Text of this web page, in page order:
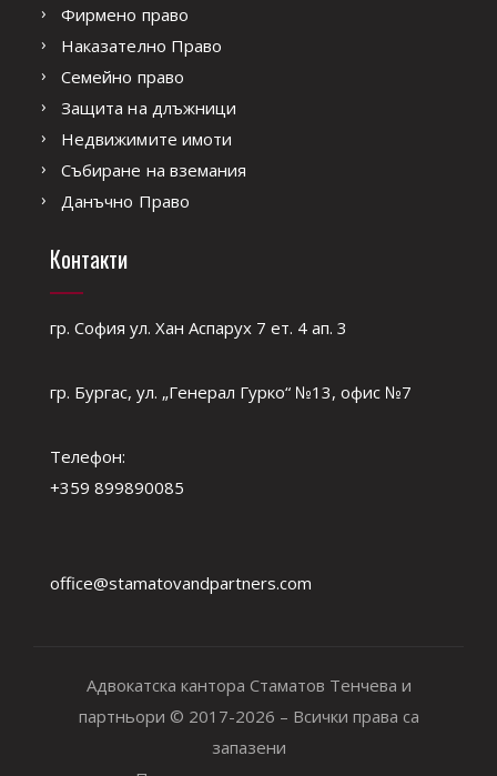
Фирмено право
Наказателно Право
Семейно право
Защита на длъжници
Недвижимите имоти
Събиране на вземания
Данъчно Право
Контакти
гр. София ул. Хан Аспарух 7 ет. 4 ап. 3
гр. Бургас, ул. „Генерал Гурко“ №13, офис №7
Телефон:
+359 899890085
office@stamatovandpartners.com
Адвокатска кантора Стаматов Тенчева и
партньори © 2017-2026 – Всички права са
запазени